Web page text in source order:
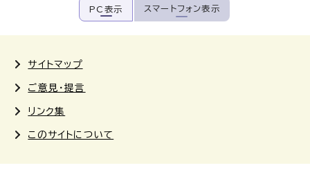
PC表示 スマートフォン表示
サイトマップ
ご意見・提言
リンク集
このサイトについて